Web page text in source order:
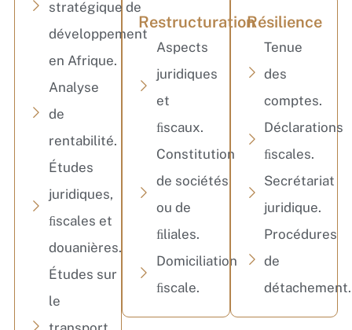
stratégique de
développement
en Afrique.
Analyse
de
rentabilité.
Études
juridiques,
ﬁscales et
douanières.
Études sur
le
Restructuration
Aspects
juridiques
et
ﬁscaux.
Constitution
de sociétés
ou de
ﬁliales.
Domiciliation
ﬁscale.
Résilience
Tenue
des
comptes.
Déclarations
ﬁscales.
Secrétariat
juridique.
Procédures
de
détachement.